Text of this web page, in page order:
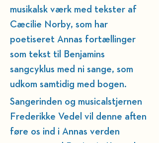
musikalsk værk med tekster af
Cæcilie Norby, som har
poetiseret Annas fortællinger
som tekst til Benjamins
sangcyklus med ni sange, som
udkom samtidig med bogen.
Sangerinden og musicalstjernen
Frederikke Vedel vil denne aften
føre os ind i Annas verden